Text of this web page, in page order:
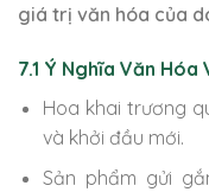
giá trị văn hóa của
7.1 Ý Nghĩa Văn Hóa
Hoa khai trương
và khởi đầu mới.
Sản phẩm gửi